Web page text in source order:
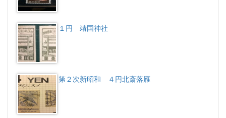
１円 靖国神社
第２次新昭和 ４円北斎落雁